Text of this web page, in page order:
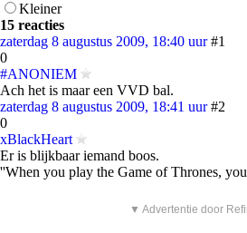
Kleiner
15 reacties
zaterdag 8 augustus 2009, 18:40 uur #1
0
#ANONIEM
Ach het is maar een VVD bal.
zaterdag 8 augustus 2009, 18:41 uur #2
0
xBlackHeart
Er is blijkbaar iemand boos.
''When you play the Game of Thrones,
▼ Advertentie door